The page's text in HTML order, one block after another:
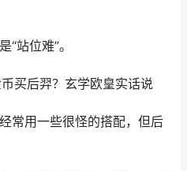
站位难”。
买后羿？玄学欧皇实话说
常用一些很怪的搭配，但后